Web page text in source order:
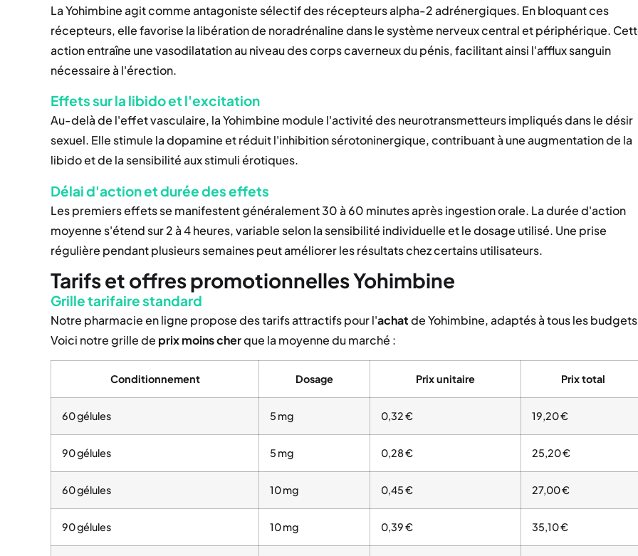
La Yohimbine agit comme antagoniste sélectif des récepteurs alpha-2 adrénergiques. En bloquant ces
récepteurs, elle favorise la libération de noradrénaline dans le système nerveux central et périphérique.
action entraîne une vasodilatation au niveau des corps caverneux du pénis, facilitant ainsi l'afflux sanguin
nécessaire à l'érection.
Effets sur la libido et l'excitation
Au-delà de l'effet vasculaire, la Yohimbine module l'activité des neurotransmetteurs impliqués dans le désir
sexuel. Elle stimule la dopamine et réduit l'inhibition sérotoninergique, contribuant à une augmentation de la
libido et de la sensibilité aux stimuli érotiques.
Délai d'action et durée des effets
Les premiers effets se manifestent généralement 30 à 60 minutes après ingestion orale. La durée d'action
moyenne s'étend sur 2 à 4 heures, variable selon la sensibilité individuelle et le dosage utilisé. Une prise
régulière pendant plusieurs semaines peut améliorer les résultats chez certains utilisateurs.
Tarifs et offres promotionnelles Yohimbine
Grille tarifaire standard
Notre pharmacie en ligne propose des tarifs attractifs pour l'achatde Yohimbine, adaptés à tous les
Voici notre grille de prixmoins cherque la moyenne du marché :
Conditionnement Dosage Prix unitaire Prix total
60 gélules 5 mg 0,32 € 19,20 €
90 gélules 5 mg 0,28 € 25,20 €
60 gélules 10 mg 0,45 € 27,00 €
90 gélules 10 mg 0,39 € 35,10 €